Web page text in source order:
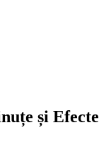
și Efecte